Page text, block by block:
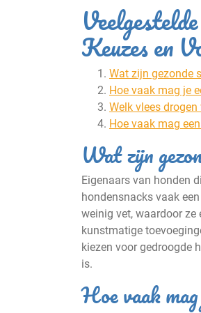
Keuzes en
Wat zijn gezonde
Hoe vaak mag je
Welk vlees
Hoe vaak mag
Wat zijn
Eigenaars van honden
hondensnacks vaak
weinig vet, waardoor ze
kunstmatige
kiezen voor gedroogde
is.
Hoe vaak mag